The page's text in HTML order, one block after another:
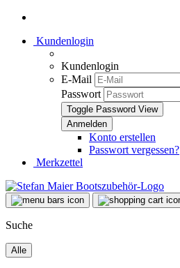
Kundenlogin
Kundenlogin
E-Mail
Passwort
Toggle Password View
Konto erstellen
Passwort vergessen?
Merkzettel
Suche
Alle